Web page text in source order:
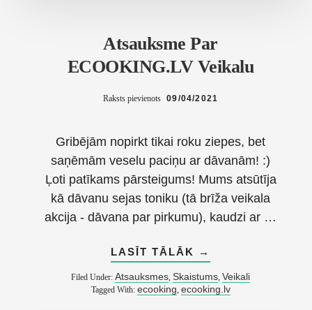
Atsauksme Par
ECOOKING.LV Veikalu
Raksts pievienots 09/04/2021
Gribējām nopirkt tikai roku ziepes, bet
saņēmām veselu paciņu ar dāvanām! :)
Ļoti patīkams pārsteigums! Mums atsūtīja
kā dāvanu sejas toniku (tā brīža veikala
akcija - dāvana par pirkumu), kaudzi ar …
LASĪT TĀLĀK
ABOUT
ATSAUKSME
PAR
ECOOKING.LV
VEIKALU
→
Filed Under:Atsauksmes Skaistums ,Veikali
Tagged With: ecooking ecooking.lv